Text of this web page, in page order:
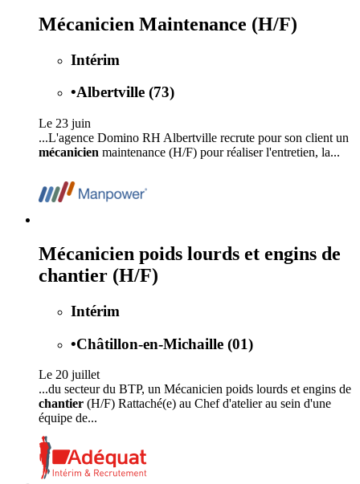
Mécanicien Maintenance (H/F)
Intérim
•Albertville (73)
Le 23 juin
...L'agence Domino RH Albertville recrute pour son client un
mécanicien maintenance (H/F) pour réaliser l'entretien, la...
Mécanicien poids lourds et engins de
chantier (H/F)
Intérim
•Châtillon-en-Michaille (01)
Le 20 juillet
...du secteur du BTP, un Mécanicien poids lourds et engins de
chantier (H/F) Rattaché(e) au Chef d'atelier au sein d'une
équipe de...